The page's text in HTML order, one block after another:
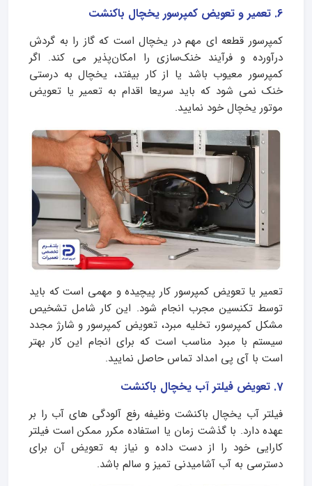
6. تعمیر و تعویض کمپرسور یخچال باکنشت
کمپرسور قطعه ای مهم در یخچال است که گاز را به گردش
درآورده و فرآیند خنک‌سازی را امکان‌پذیر می کند. اگر
کمپرسور معیوب باشد یا از کار بیفتد، یخچال به درستی
خنک نمی شود که باید سریعا اقدام به تعمیر یا تعویض
موتور یخچال خود نمایید.
تعمیر یا تعویض کمپرسور کار پیچیده و مهمی است که باید
توسط تکنسین مجرب انجام شود. این کار شامل تشخیص
مشکل کمپرسور، تخلیه مبرد، تعویض کمپرسور و شارژ مجدد
سیستم با مبرد مناسب است که برای انجام این کار بهتر
است با آی پی امداد تماس حاصل نمایید.
7. تعویض فیلتر آب یخچال باکنشت
فیلتر آب یخچال باکنشت وظیفه رفع آلودگی های آب را بر
عهده دارد. با گذشت زمان یا استفاده مکرر ممکن است فیلتر
کارایی خود را از دست داده و نیاز به تعویض آن برای
دسترسی به آب آشامیدنی تمیز و سالم باشد.